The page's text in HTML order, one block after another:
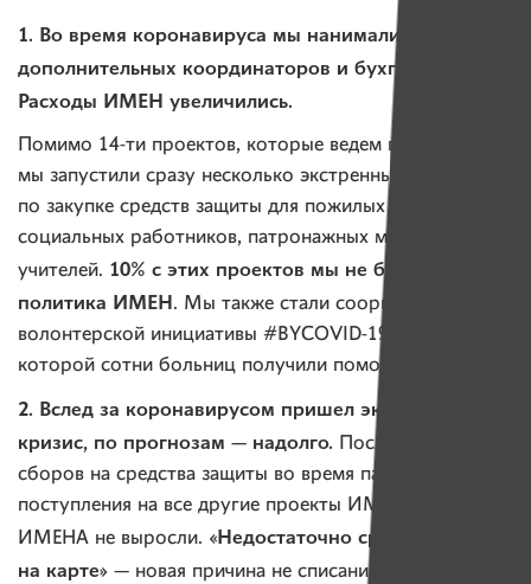
1. Во время коронавируса мы нанимали
дополнительных координаторов и бухгалтера.
Расходы ИМЕН увеличились.
Помимо 14-ти проектов, которые ведем постоянно,
мы запустили сразу несколько экстренных проектов
по закупке средств защиты для пожилых людей,
социальных работников, патронажных медсестер,
учителей. 10% с этих проектов мы не брали —
политика ИМЕН. Мы также стали соорганизаторами
волонтерской инициативы #BYCOVID-19, благодаря
которой сотни больниц получили помощь.
2. Вслед за коронавирусом пришел экономический
кризис, по прогнозам — надолго. После больших
сборов на средства защиты во время пандемии
поступления на все другие проекты ИМЕН и сами
ИМЕНА не выросли. «Недостаточно средств
на карте» — новая причина не списаний подписок